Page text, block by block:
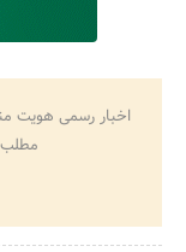
اخبار رسمی هویت